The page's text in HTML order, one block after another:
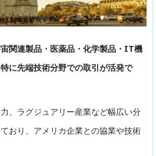
関連製品・医薬品・化学製品・IT機
に先端技術分野での取引が活発で
、ラグジュアリー産業など幅広い分
おり、アメリカ企業との協業や技術